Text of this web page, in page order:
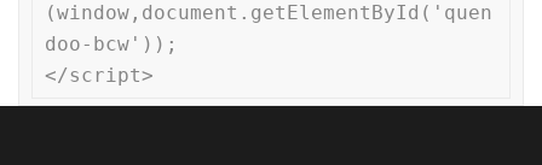
(window,document.getElementById('quen
doo-bcw'));
</script>